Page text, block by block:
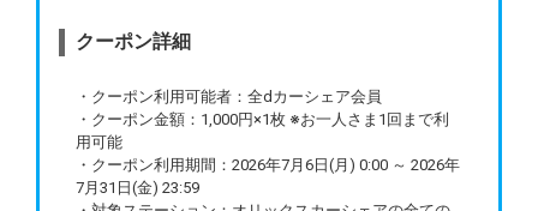
クーポン詳細
・クーポン利用可能者：全dカーシェア会員
・クーポン金額：1,000円×1枚 ※お一人さま1回まで利
用可能
・クーポン利用期間：2026年7月6日(月) 0:00 ～ 2026年
7月31日(金) 23:59